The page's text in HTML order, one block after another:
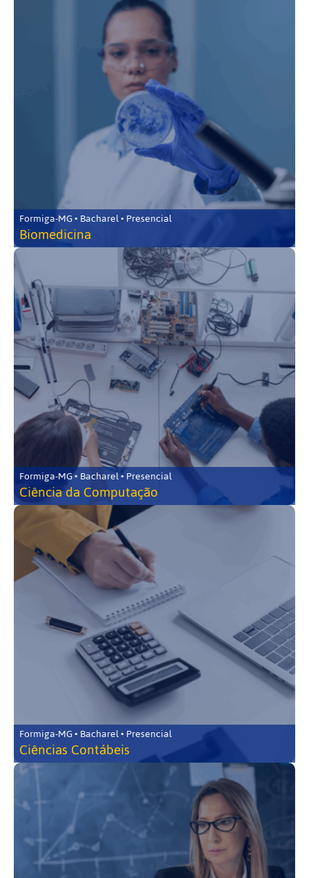
Formiga-MG • Bacharel • Presencial
Biomedicina
Formiga-MG • Bacharel • Presencial
Ciência da Computação
Formiga-MG • Bacharel • Presencial
Ciências Contábeis